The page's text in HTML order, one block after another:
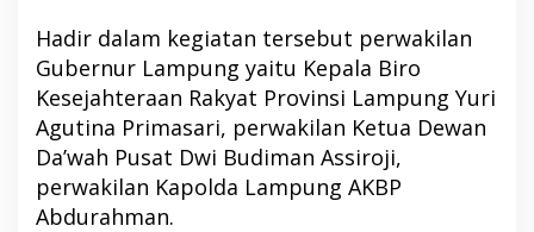
Hadir dalam kegiatan tersebut perwakilan
Gubernur Lampung yaitu Kepala Biro
Kesejahteraan Rakyat Provinsi Lampung Yuri
Agutina Primasari, perwakilan Ketua Dewan
Da’wah Pusat Dwi Budiman Assiroji,
perwakilan Kapolda Lampung AKBP
Abdurahman.